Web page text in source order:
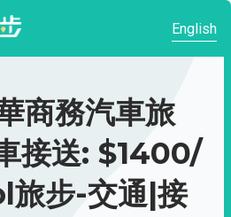
English
商務汽車旅
接送: $1400/
步-交通|接